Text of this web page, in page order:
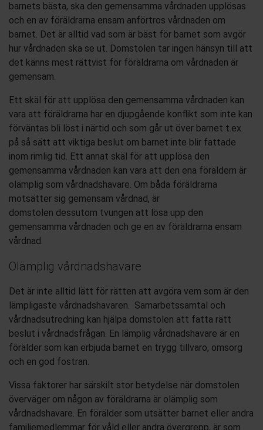
barnets bästa, ska den gemensamma vårdnaden upplösas
och en av föräldrarna ensam anförtros vårdnaden om
barnet. Det är alltid vad som är bäst för barnet som avgör
hur vårdnaden ska se ut. Domstolen tar ingen hänsyn till att
det känns mest rättvist för föräldrarna om vårdnaden är
gemensam.
Ett skäl för att upplösa den gemensamma vårdnaden kan
vara att föräldrarna har en djupgående konflikt som inte kan
förväntas bli löst i närtid och som går ut över barnet t.ex.
på så sätt att viktiga beslut om barnet inte blir fattade
inom rimlig tid. Ett annat skäl för att upplösa den
gemensamma vårdnaden kan vara att den ena föräldern är
olämplig som vårdnadshavare. Om båda föräldrarna
motsätter sig gemensam vårdnad, är
domstolen dessutom tvungen att lösa upp den
gemensamma vårdnaden och ge en av föräldrarna ensam
vårdnad.
Olämplig vårdnadshavare
Det är inte alltid lätt för rätten att avgöra vem som är den
lämpligaste vårdnadshavaren. Samarbetssamtal och
vårdnadsutredning kan hjälpa domstolen att fatta rätt
beslut i vårdnadsfrågan. En lämplig vårdnadshavare är en
förälder som kan erbjuda barnet en trygg tillvaro, omsorg
och en god fostran.
Vissa faktorer har särskilt stor betydelse när domstolen
överväger om någon av föräldrarna är olämplig som
vårdnadshavare. En förälder som utsätter barnet eller andra
familjemedlemmar för våld eller andra övergrepp, är som